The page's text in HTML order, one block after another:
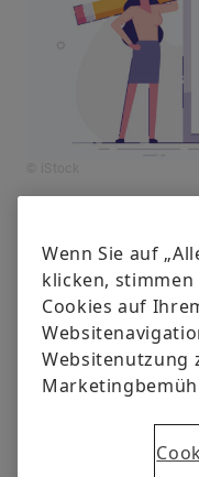
Es gibt einen
Aufschieberitis:
pathologischen
Wort crastinum ab,
besorgen, das
Wenn Sie auf
klicken, stimmen
Cookies auf
Websitenutzung